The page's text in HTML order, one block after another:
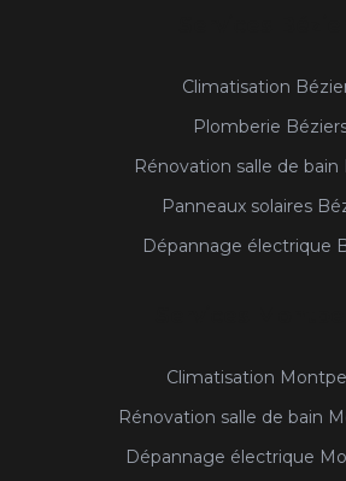
Climatisation
Plomberie
Rénovation salle de bain
Panneaux solaires
Dépannage électrique
Climatisation
Rénovation salle de bain
Dépannage électrique